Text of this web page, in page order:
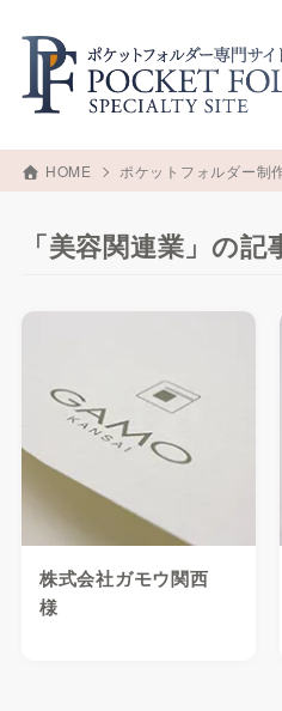
HOME ポケットフォルダー制
「美容関連業」の記
株式会社ガモウ関西
様